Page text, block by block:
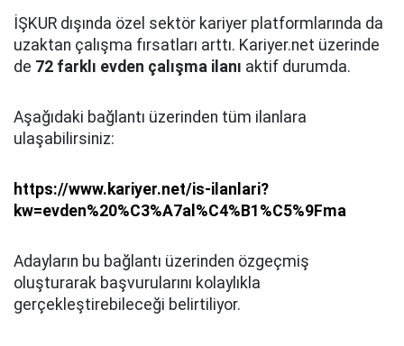
İŞKUR dışında özel sektör kariyer platformlarında da
uzaktan çalışma fırsatları arttı. Kariyer.net üzerinde
de 72 farklı evden çalışma ilanı aktif durumda.
Aşağıdaki bağlantı üzerinden tüm ilanlara
ulaşabilirsiniz:
https://www.kariyer.net/is-ilanlari?
kw=evden%20%C3%A7al%C4%B1%C5%9Fma
Adayların bu bağlantı üzerinden özgeçmiş
oluşturarak başvurularını kolaylıkla
gerçekleştirebileceği belirtiliyor.